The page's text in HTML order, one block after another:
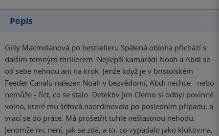
Popis
Gilly Macmillanová po bestselleru Spálená obloha přichází s
dalším temným thrillerem: Nejlepší kamarádi Noah a Abdi se
od sebe nehnou ani na krok. Jenže když je v bristolském
Feeder Canalu nalezen Noah v bezvědomí, Abdi nechce - nebo
nemůže - říct, co se stalo. Detektiv Jim Clemo si odbyl povinné
volno, které mu šéfová naordinovala po posledním případu, a
vrací se do práce. Má prošetřit tuhle nešťastnou nehodu.
Jenomže nic není, jak se zdá, a to, co vypadalo jako klukovina,